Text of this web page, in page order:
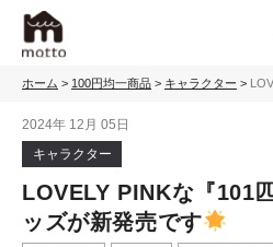
ホーム > 100円均一商品 > キャラクター >
2024年 12月 05日
キャラクター
LOVELY PINKな『101
ッズが新発売です